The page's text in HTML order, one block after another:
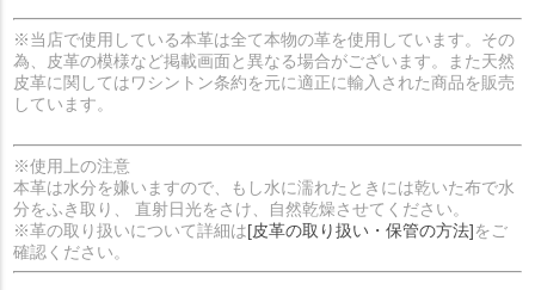
※当店で使用している本革は全て本物の革を使用しています。その
為、皮革の模様など掲載画面と異なる場合がございます。また天然
皮革に関してはワシントン条約を元に適正に輸入された商品を販売
しています。
※使用上の注意
本革は水分を嫌いますので、もし水に濡れたときには乾いた布で水
分をふき取り、 直射日光をさけ、自然乾燥させてください。
※革の取り扱いについて詳細は[皮革の取り扱い・保管の方法]をご
確認ください。